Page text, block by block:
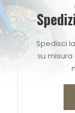
Spedisci
su